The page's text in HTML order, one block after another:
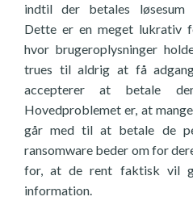
indtil der betales løsesum
Dette er en meget lukrativ
hvor brugeroplysninger
trues til aldrig at få
accepterer at betale
Hovedproblemet er, at
går med til at betale de
ransomware beder om for
for, at de rent faktisk vil
information.